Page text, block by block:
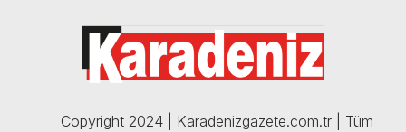
05.12.2024
Copyright 2024 | Karadenizgazete.com.tr | Tüm